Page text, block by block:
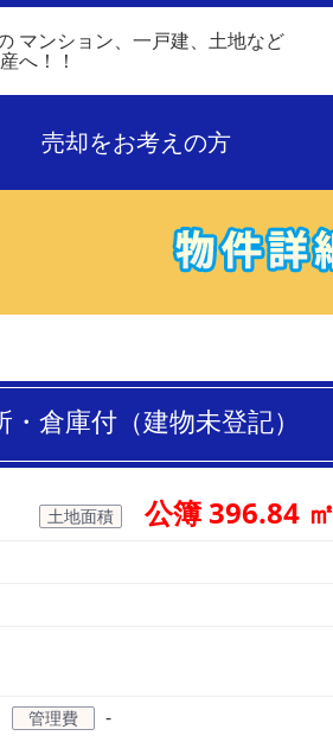
マンション、一戸建、土地など
へ！！
売却をお考えの方
・倉庫付（建物未登記）
土地面積 公簿 396.84 ㎡
管理費 -